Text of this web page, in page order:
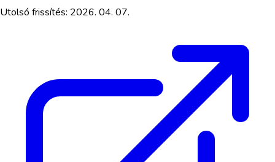
Utolsó frissítés: 2026. 04. 07.